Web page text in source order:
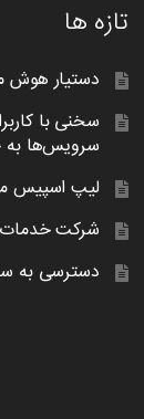
تازه ها
دستیار هوش
سخنی با
سرویس‌ها
لیپ اسپیس
شرکت خدمات
دسترسی به